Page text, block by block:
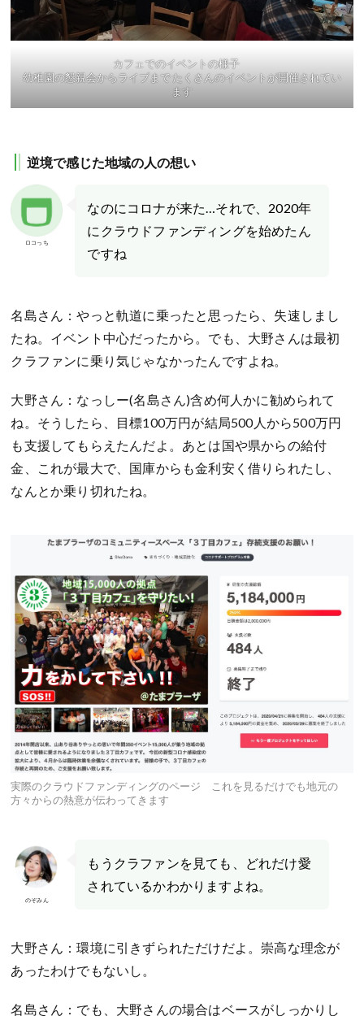
カフェでのイベントの様子
幼稚園の懇親会からライブまで たくさんのイベントが開催されてい
ます
逆境で感じた地域の人の想い
ロコっち
なのにコロナが来た…それで、2020年
にクラウドファンディングを始めたん
ですね
名島さん：やっと軌道に乗ったと思ったら、失速しまし
たね。イベント中心だったから。でも、大野さんは最初
クラファンに乗り気じゃなかったんですよね。
大野さん：なっしー(名島さん)含め何人かに勧められて
ね。そうしたら、目標100万円が結局500人から500万円
も支援してもらえたんだよ。あとは国や県からの給付
金、これが最大で、国庫からも金利安く借りられたし、
なんとか乗り切れたね。
実際のクラウドファンディングのページ これを見るだけでも地元の
方々からの熱意が伝わってきます
のぞみん
もうクラファンを見ても、どれだけ愛
されているかわかりますよね。
大野さん：環境に引きずられただけだよ。崇高な理念が
あったわけでもないし。
名島さん：でも、大野さんの場合はベースがしっかりし